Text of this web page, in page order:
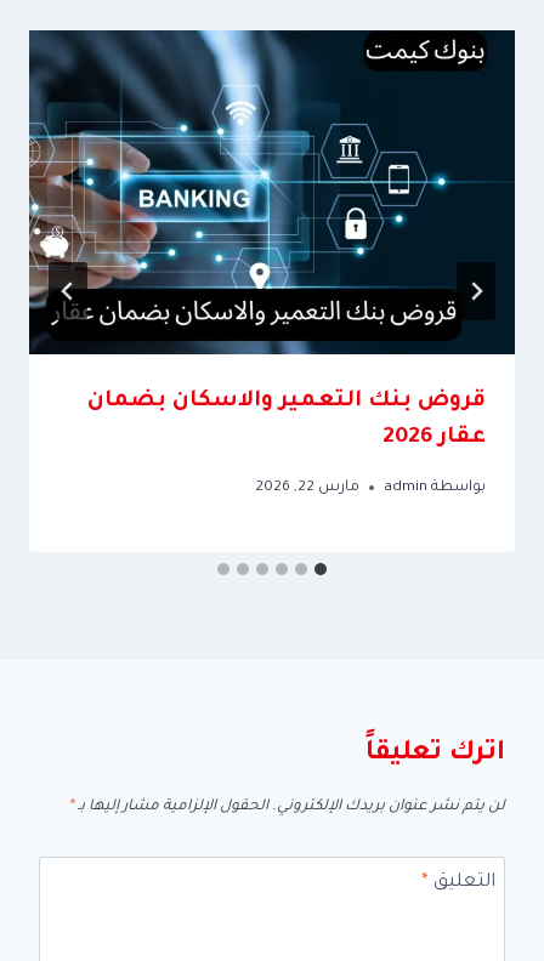
قروض بنك التعمير والاسكان بضمان
عقار 2026
بواسطة admin مارس 22, 2026
اترك تعليقاً
لن يتم نشر عنوان بريدك الإلكتروني. الحقول الإلزامية مشار إليها بـ*
التعليق*